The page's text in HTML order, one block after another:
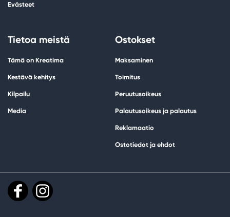
Evästeet
Tietoa meistä
Tämä on Kreatima
Kestävä kehitys
Kilpailu
Media
Ostokset
Maksaminen
Toimitus
Peruutusoikeus
Palautusoikeus ja palautus
Reklamaatio
Ostotiedot ja ehdot